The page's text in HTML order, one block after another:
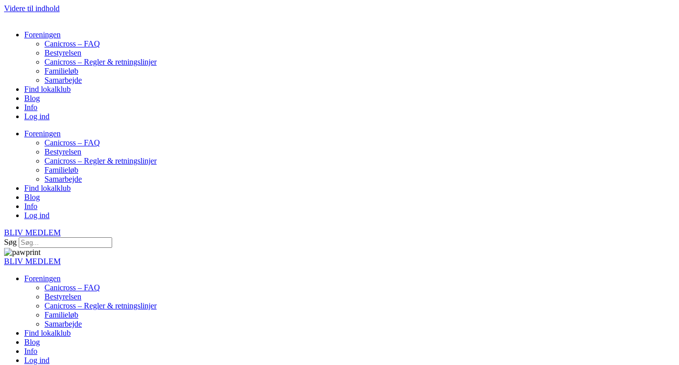
Videre til indhold
Foreningen
Canicross – FAQ
Bestyrelsen
Canicross – Regler & retningslinjer
Familieløb
Samarbejde
Find lokalklub
Blog
Info
Log ind
Foreningen
Canicross – FAQ
Bestyrelsen
Canicross – Regler & retningslinjer
Familieløb
Samarbejde
Find lokalklub
Blog
Info
Log ind
BLIV MEDLEM
Søg
BLIV MEDLEM
Foreningen
Canicross – FAQ
Bestyrelsen
Canicross – Regler & retningslinjer
Familieløb
Samarbejde
Find lokalklub
Blog
Info
Log ind